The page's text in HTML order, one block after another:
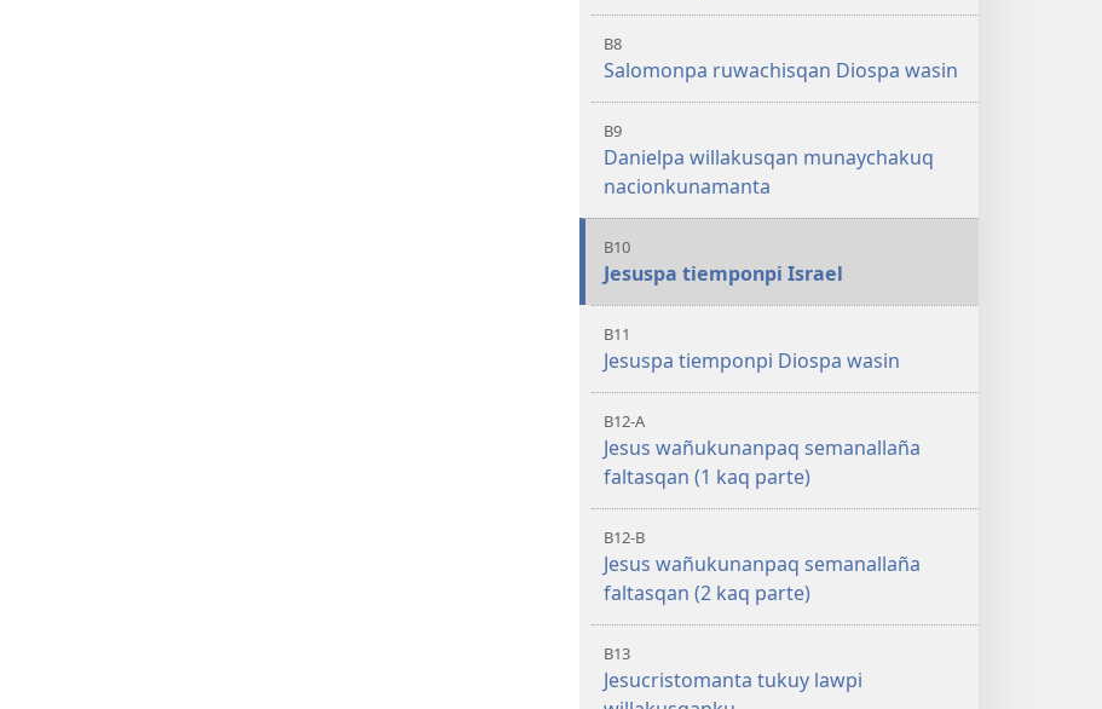
B8
Salomonpa ruwachisqan Diospa wasin
B9
Danielpa willakusqan munaychakuq
nacionkunamanta
B10
Jesuspa tiemponpi Israel
B11
Jesuspa tiemponpi Diospa wasin
B12-A
Jesus wañukunanpaq semanallaña
faltasqan (1 kaq parte)
B12-B
Jesus wañukunanpaq semanallaña
faltasqan (2 kaq parte)
B13
Jesucristomanta tukuy lawpi